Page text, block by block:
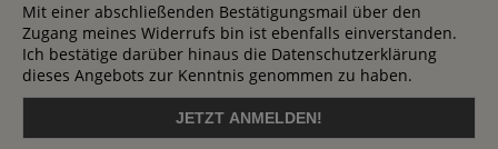
Mit einer abschließenden Bestätigungsmail über den
Zugang meines Widerrufs bin ist ebenfalls einverstanden.
Ich bestätige darüber hinaus die Datenschutzerklärung
dieses Angebots zur Kenntnis genommen zu haben.